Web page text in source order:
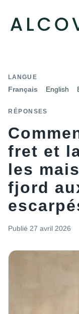
LANGUE
Français English
RÉPONSES
fret et
les
fjord
Publié 27 avril 2026